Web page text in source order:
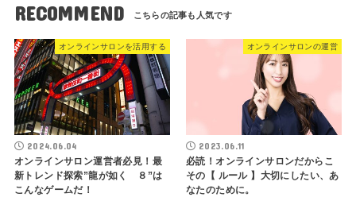
RECOMMEND
オンラインサロンを活用する
2024.06.04
オンラインサロン運営者必見！最
新トレンド探索”龍が如く ８”は
こんなゲームだ！
オンラインサロンの運営
2023.06.11
必読！オンラインサロンだからこ
その【 ルール 】大切にしたい、あ
なたのために。